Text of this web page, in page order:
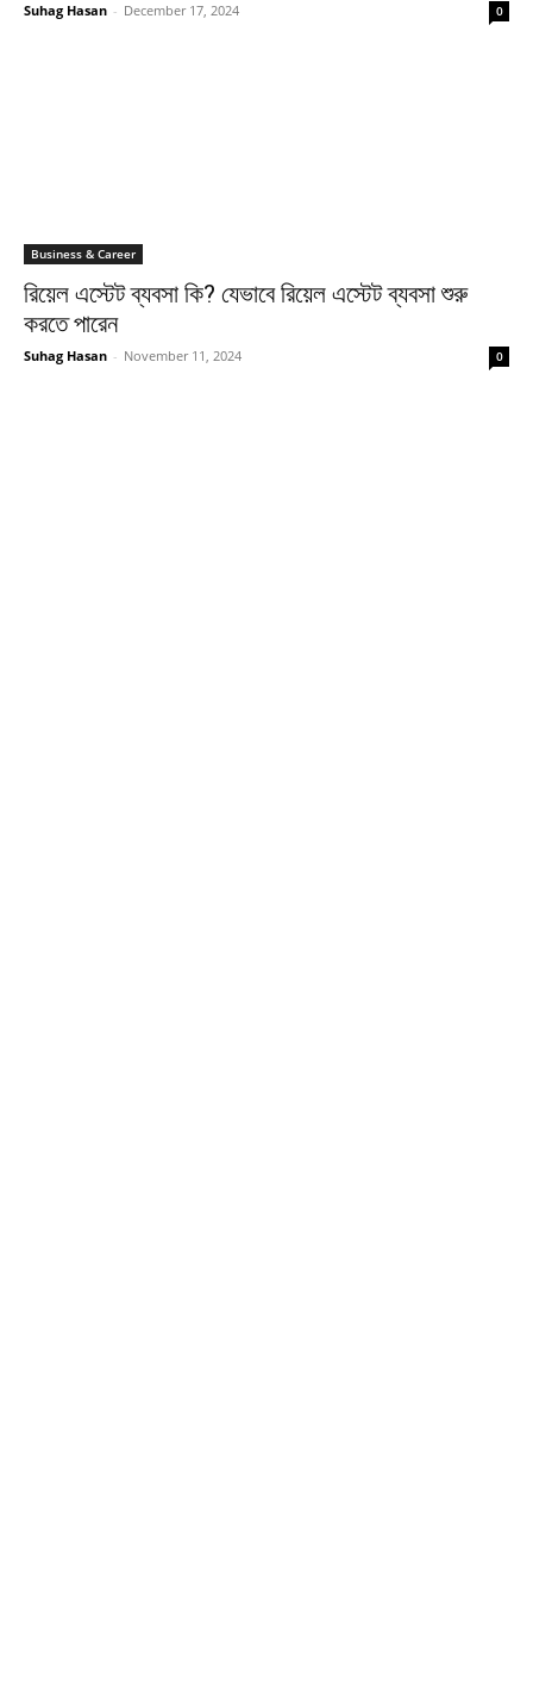
Suhag Hasan - December 17, 2024 0
Business & Career
রিয়েল এস্টেট ব্যবসা কি? যেভাবে রিয়েল এস্টেট ব্যবসা শুরু
করতে পারেন
Suhag Hasan - November 11, 2024 0